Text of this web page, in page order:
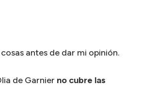
antes de dar mi opinión.
de Garnier no cubre las